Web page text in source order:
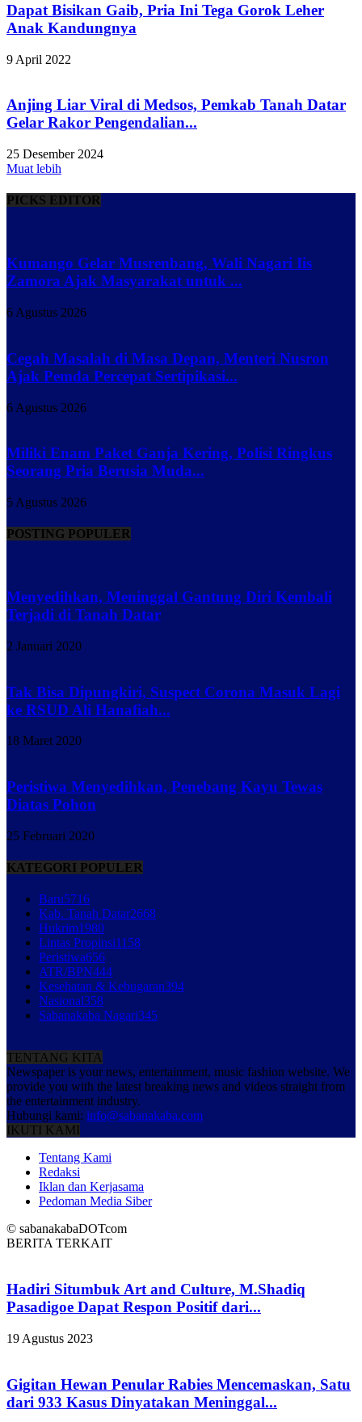
Dapat Bisikan Gaib, Pria Ini Tega Gorok Leher
Anak Kandungnya
9 April 2022
Anjing Liar Viral di Medsos, Pemkab Tanah Datar
Gelar Rakor Pengendalian...
25 Desember 2024
Muat lebih
PICKS EDITOR
Kumango Gelar Musrenbang, Wali Nagari Iis
Zamora Ajak Masyarakat untuk ...
6 Agustus 2026
Cegah Masalah di Masa Depan, Menteri Nusron
Ajak Pemda Percepat Sertipikasi...
6 Agustus 2026
Miliki Enam Paket Ganja Kering, Polisi Ringkus
Seorang Pria Berusia Muda...
5 Agustus 2026
POSTING POPULER
Menyedihkan, Meninggal Gantung Diri Kembali
Terjadi di Tanah Datar
2 Januari 2020
Tak Bisa Dipungkiri, Suspect Corona Masuk Lagi
ke RSUD Ali Hanafiah...
18 Maret 2020
Peristiwa Menyedihkan, Penebang Kayu Tewas
Diatas Pohon
25 Februari 2020
KATEGORI POPULER
Baru5716
Kab. Tanah Datar2668
Hukrim1980
Lintas Propinsi1158
Peristiwa656
ATR/BPN444
Kesehatan & Kebugaran394
Nasional358
Sabanakaba Nagari345
TENTANG KITA
Newspaper is your news, entertainment, music fashion website. We
provide you with the latest breaking news and videos straight from
the entertainment industry.
Hubungi kami: info@sabanakaba.com
IKUTI KAMI
Tentang Kami
Redaksi
Iklan dan Kerjasama
Pedoman Media Siber
© sabanakabaDOTcom
BERITA TERKAIT
Hadiri Situmbuk Art and Culture, M.Shadiq
Pasadigoe Dapat Respon Positif dari...
19 Agustus 2023
Gigitan Hewan Penular Rabies Mencemaskan, Satu
dari 933 Kasus Dinyatakan Meninggal...